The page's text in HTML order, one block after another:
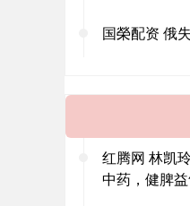
国榮配资 俄
红腾网 林凯
中药，健脾